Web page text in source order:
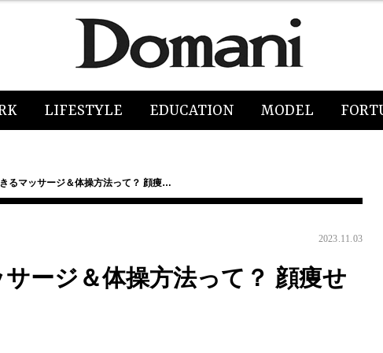
LIFESTYLE EDUCATION MODEL
るマッサージ＆体操方法って？ 顔痩…
2023.11.03
ージ＆体操方法って？ 顔痩せ